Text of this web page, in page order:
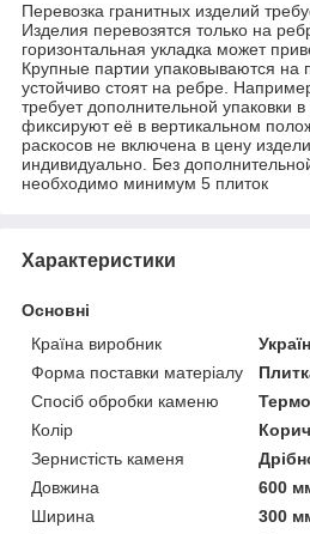
Перевозка гранитных изделий
Изделия перевозятся только на
горизонтальная укладка может
Крупные партии упаковываются на
устойчиво стоят на ребре.
требует дополнительной упаковки
фиксируют её в вертикальном
раскосов не включена в цену
индивидуально. Без
необходимо минимум 5 плиток
Характеристики
Основні
Країна виробник
Форма поставки матеріалу
Спосіб обробки каменю
Колір
Зернистість каменя
Довжина
600
Ширина
300